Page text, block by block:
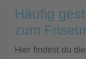
Häufig
zum
Hier findest du